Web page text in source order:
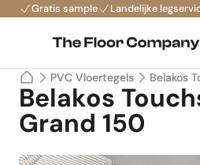
Gratis sample Landelijke
PVC Vloertegels Belakos
Belakos
Grand 150